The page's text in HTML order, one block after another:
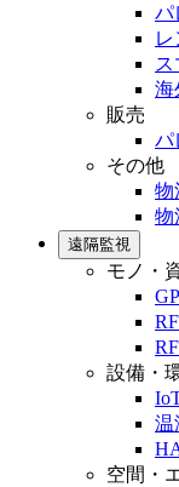
パ
海
販売
パ
その他
物
物
遠隔監視
モノ・
設備・
温
空間・